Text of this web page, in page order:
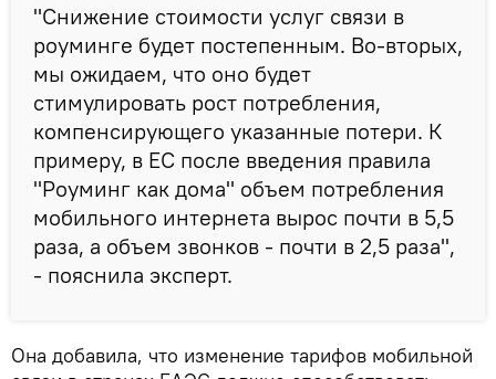
"Снижение стоимости услуг связи в
роуминге будет постепенным. Во-вторых,
мы ожидаем, что оно будет
стимулировать рост потребления,
компенсирующего указанные потери. К
примеру, в ЕС после введения правила
"Роуминг как дома" объем потребления
мобильного интернета вырос почти в 5,5
раза, а объем звонков - почти в 2,5 раза",
- пояснила эксперт.
Она добавила, что изменение тарифов мобильной